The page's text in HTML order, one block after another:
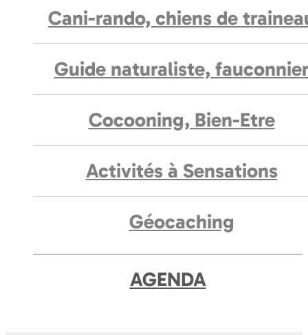
Cani-rando, chiens de
Guide naturaliste,
Cocooning, Bien-Etre
Activités à Sensations
Géocaching
AGENDA